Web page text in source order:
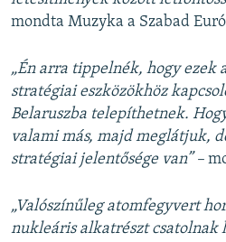
mondta Muzyka a Szabad
„Én arra tippelnék, hogy ezek
stratégiai eszközökhöz
Belaruszba telepíthetnek.
valami más, majd meglátjuk,
stratégiai jelentősége van” –
„Valószínűleg atomfegyvert
nukleáris alkatrészt csatolnak